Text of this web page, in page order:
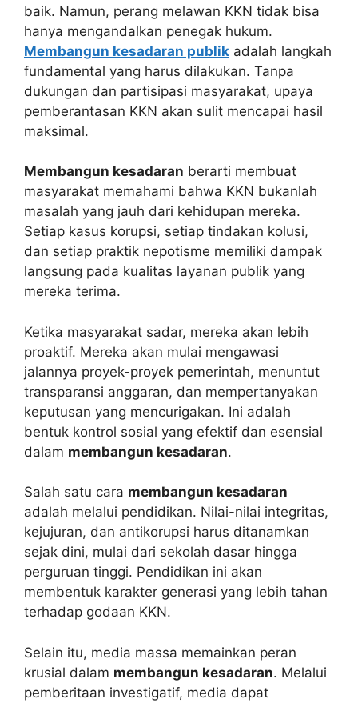
baik. Namun, perang melawan KKN tidak bisa
hanya mengandalkan penegak hukum.
Membangun kesadaran publik adalah langkah
fundamental yang harus dilakukan. Tanpa
dukungan dan partisipasi masyarakat, upaya
pemberantasan KKN akan sulit mencapai hasil
maksimal.
Membangun kesadaran berarti membuat
masyarakat memahami bahwa KKN bukanlah
masalah yang jauh dari kehidupan mereka.
Setiap kasus korupsi, setiap tindakan kolusi,
dan setiap praktik nepotisme memiliki dampak
langsung pada kualitas layanan publik yang
mereka terima.
Ketika masyarakat sadar, mereka akan lebih
proaktif. Mereka akan mulai mengawasi
jalannya proyek-proyek pemerintah, menuntut
transparansi anggaran, dan mempertanyakan
keputusan yang mencurigakan. Ini adalah
bentuk kontrol sosial yang efektif dan esensial
dalam membangun kesadaran.
Salah satu cara membangun kesadaran
adalah melalui pendidikan. Nilai-nilai integritas,
kejujuran, dan antikorupsi harus ditanamkan
sejak dini, mulai dari sekolah dasar hingga
perguruan tinggi. Pendidikan ini akan
membentuk karakter generasi yang lebih tahan
terhadap godaan KKN.
Selain itu, media massa memainkan peran
krusial dalam membangun kesadaran. Melalui
pemberitaan investigatif, media dapat